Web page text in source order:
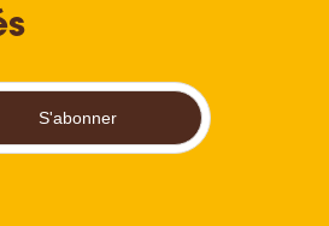
S'abonner